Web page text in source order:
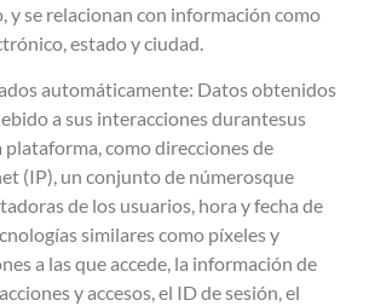
y se relacionan con información como
estado y ciudad.
automáticamente: Datos obtenidos
a sus interacciones durantesus
plataforma, como direcciones de
(IP), un conjunto de númerosque
de los usuarios, hora y fecha de
similares como píxeles y
a las que accede, la información de
y accesos, el ID de sesión, el